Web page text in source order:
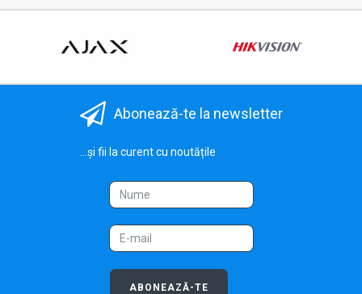
Abonează-te la newsletter
...și fii la curent cu noutățile
ABONEAZĂ-TE